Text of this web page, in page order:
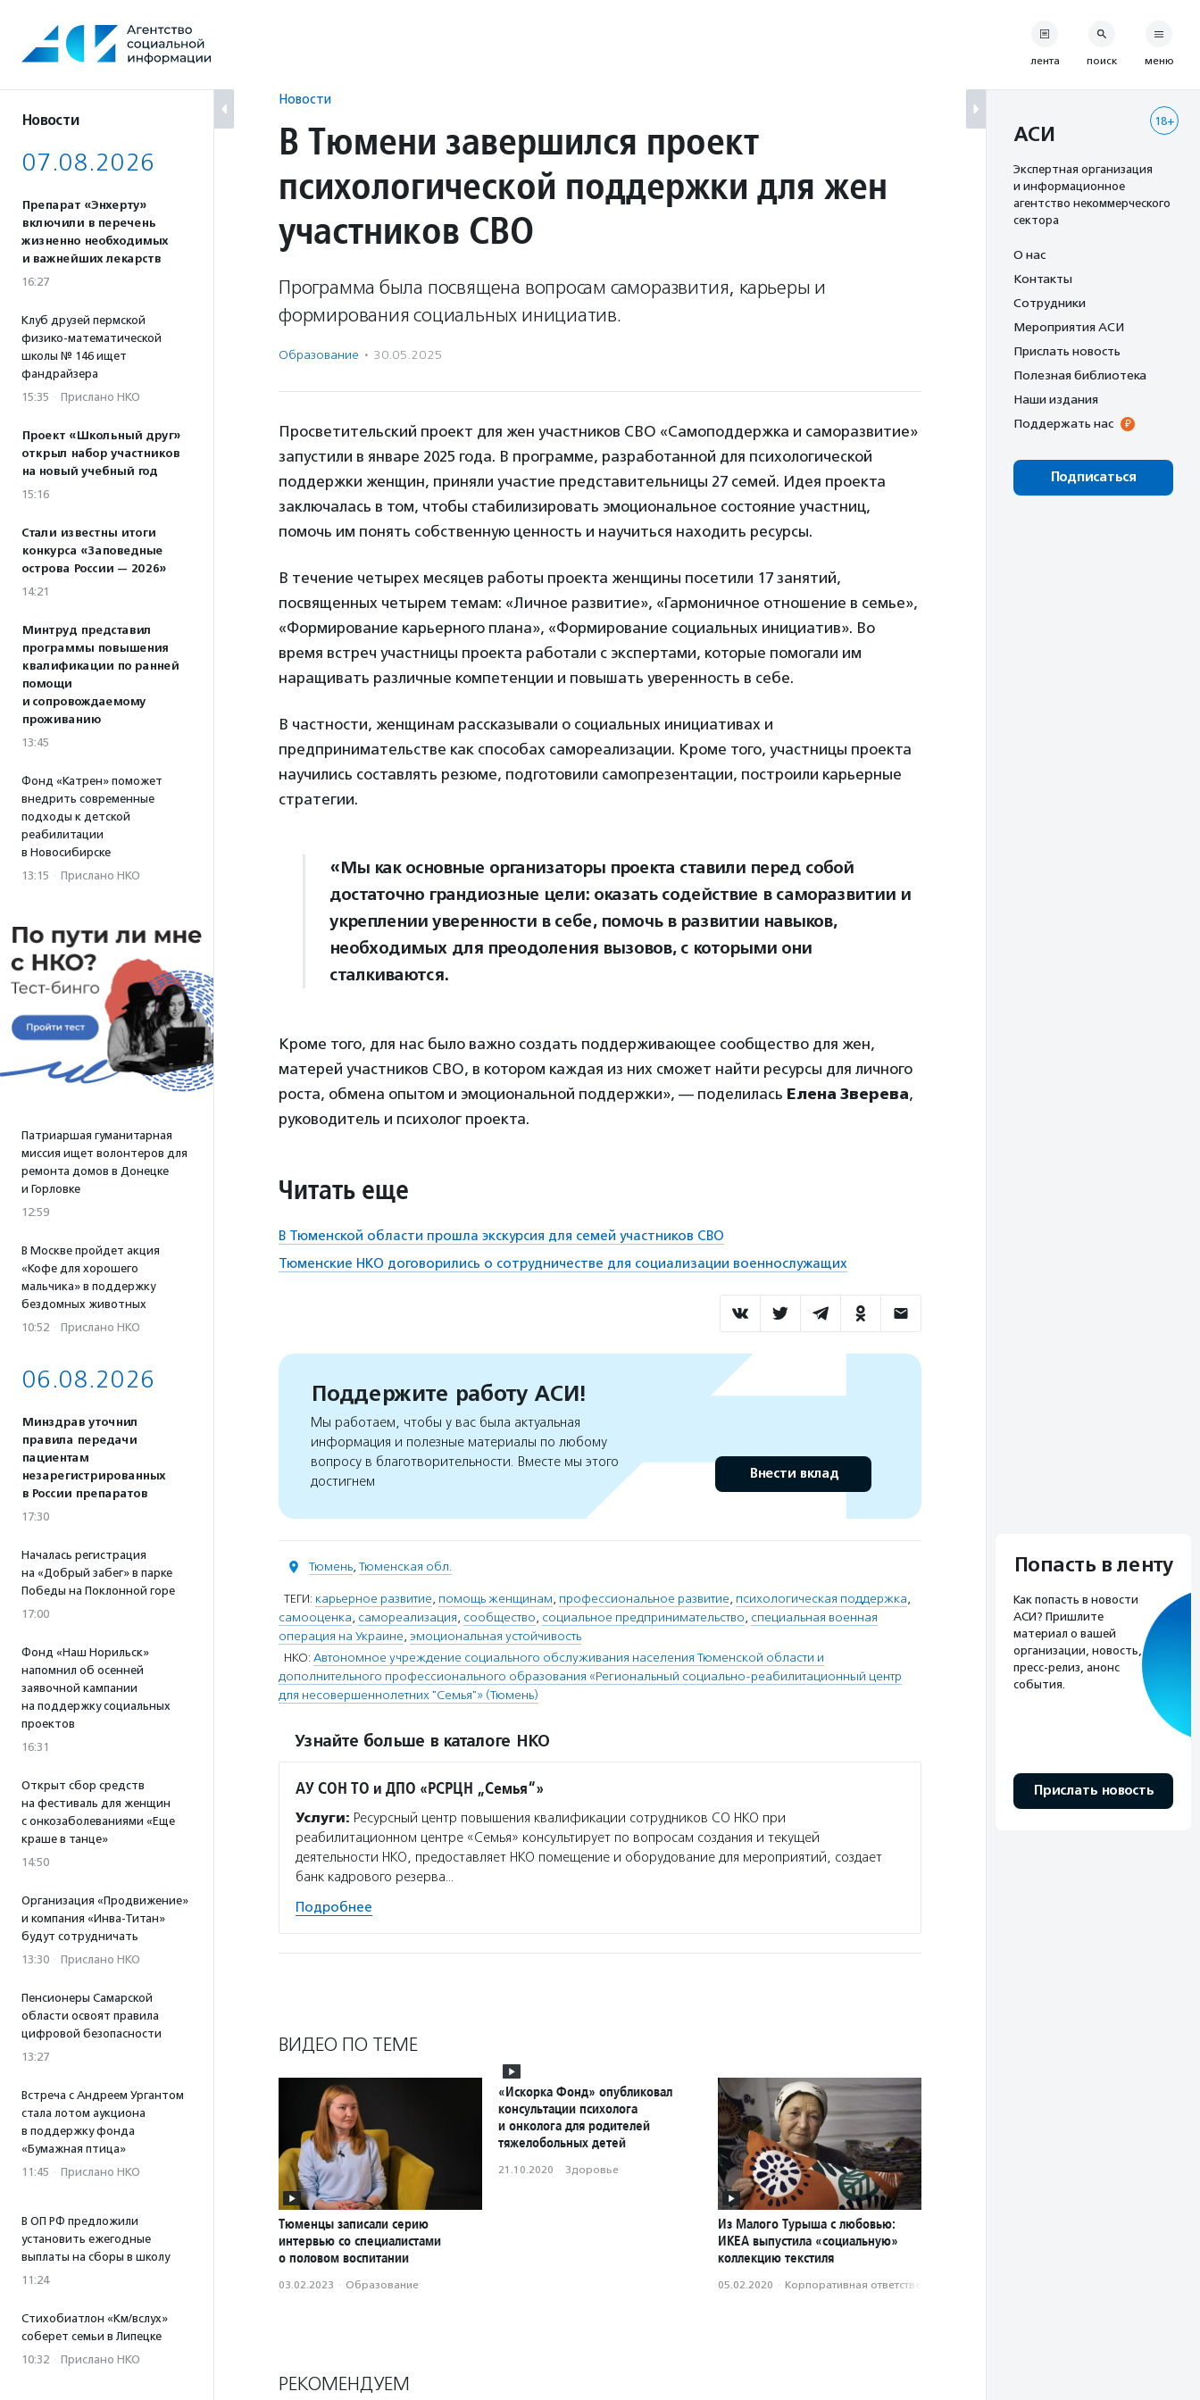
содержанию
Новости
07.08.2026
Препарат «Энхерту»
включили в перечень
жизненно необходимых
и важнейших лекарств
16:27
Клуб друзей пермской
физико-математической
школы № 146 ищет
фандрайзера
15:35 · Прислано НКО
Проект «Школьный друг»
открыл набор участников
на новый учебный год
15:16
Стали известны итоги
конкурса «Заповедные
острова России — 2026»
14:21
Минтруд представил
программы повышения
квалификации по ранней
помощи
и сопровождаемому
проживанию
13:45
Фонд «Катрен» поможет
внедрить современные
подходы к детской
реабилитации
в Новосибирске
13:15 · Прислано НКО
Патриаршая гуманитарная
миссия ищет волонтеров для
ремонта домов в Донецке
и Горловке
12:59
В Москве пройдет акция
«Кофе для хорошего
мальчика» в поддержку
бездомных животных
10:52 · Прислано НКО
06.08.2026
Минздрав уточнил
правила передачи
пациентам
незарегистрированных
в России препаратов
17:30
Началась регистрация
на «Добрый забег» в парке
Победы на Поклонной горе
17:00
Фонд «Наш Норильск»
напомнил об осенней
заявочной кампании
на поддержку социальных
проектов
16:31
Открыт сбор средств
на фестиваль для женщин
с онкозаболеваниями «Еще
краше в танце»
14:50
Организация «Продвижение»
и компания «Инва-Титан»
будут сотрудничать
13:30 · Прислано НКО
Пенсионеры Самарской
области освоят правила
цифровой безопасности
13:27
Встреча с Андреем Ургантом
стала лотом аукциона
в поддержку фонда
«Бумажная птица»
11:45 · Прислано НКО
В ОП РФ предложили
установить ежегодные
выплаты на сборы в школу
11:24
Стихобиатлон «Км/вслух»
соберет семьи в Липецке
10:32 · Прислано НКО
Новости
В Тюмени завершился проект
психологической поддержки для жен
участников СВО
Программа была посвящена вопросам саморазвития, карьеры и
формирования социальных инициатив.
Образование · 30.05.2025
Просветительский проект для жен участников СВО «Самоподдержка и саморазвитие»
запустили в январе 2025 года. В программе, разработанной для психологической
поддержки женщин, приняли участие представительницы 27 семей. Идея проекта
заключалась в том, чтобы стабилизировать эмоциональное состояние участниц,
помочь им понять собственную ценность и научиться находить ресурсы.
В течение четырех месяцев работы проекта женщины посетили 17 занятий,
посвященных четырем темам: «Личное развитие», «Гармоничное отношение в семье»,
«Формирование карьерного плана», «Формирование социальных инициатив». Во
время встреч участницы проекта работали с экспертами, которые помогали им
наращивать различные компетенции и повышать уверенность в себе.
В частности, женщинам рассказывали о социальных инициативах и
предпринимательстве как способах самореализации. Кроме того, участницы проекта
научились составлять резюме, подготовили самопрезентации, построили карьерные
стратегии.
«Мы как основные организаторы проекта ставили перед собой
достаточно грандиозные цели: оказать содействие в саморазвитии и
укреплении уверенности в себе, помочь в развитии навыков,
необходимых для преодоления вызовов, с которыми они
сталкиваются.
Кроме того, для нас было важно создать поддерживающее сообщество для жен,
матерей участников СВО, в котором каждая из них сможет найти ресурсы для личного
роста, обмена опытом и эмоциональной поддержки», — поделилась Елена Зверева,
руководитель и психолог проекта.
Читать еще
В Тюменской области прошла экскурсия для семей участников СВО
Тюменские НКО договорились о сотрудничестве для социализации военнослужащих
Поддержите работу АСИ!
Мы работаем, чтобы у вас была актуальная
информация и полезные материалы по любому
вопросу в благотворительности. Вместе мы этого
достигнем
Внести вклад
Тюмень, Тюменская обл.
ТЕГИ: карьерное развитие, помощь женщинам, профессиональное развитие, психологическая поддержка,
самооценка, самореализация, сообщество, социальное предпринимательство, специальная военная
операция на Украине, эмоциональная устойчивость
НКО: Автономное учреждение социального обслуживания населения Тюменской области и
дополнительного профессионального образования «Региональный социально-реабилитационный центр
для несовершеннолетних "Семья"» (Тюмень)
Узнайте больше в каталоге НКО
АУ СОН ТО и ДПО «РСРЦН „Семья“»
Услуги: Ресурсный центр повышения квалификации сотрудников СО НКО при
реабилитационном центре «Семья» консультирует по вопросам создания и текущей
деятельности НКО, предоставляет НКО помещение и оборудование для мероприятий, создает
банк кадрового резерва…
Подробнее
ВИДЕО ПО ТЕМЕ
Тюменцы записали серию
интервью со специалистами
о половом воспитании
03.02.2023 · Образование
«Искорка Фонд» опубликовал
консультации психолога
и онколога для родителей
тяжелобольных детей
21.10.2020 · Здоровье
Из Малого Турыша с любовью:
ИКЕА выпустила «социальную»
коллекцию текстиля
05.02.2020 · Корпоративная ответственность
РЕКОМЕНДУЕМ
лента поиск меню
18+
АСИ
Экспертная организация
и информационное
агентство некоммерческого
сектора
О нас
Контакты
Сотрудники
Мероприятия АСИ
Прислать новость
Полезная библиотека
Наши издания
Поддержать нас
Подписаться
Попасть в ленту
Как попасть в новости
АСИ? Пришлите
материал о вашей
организации, новость,
пресс-релиз, анонс
события.
Прислать новость